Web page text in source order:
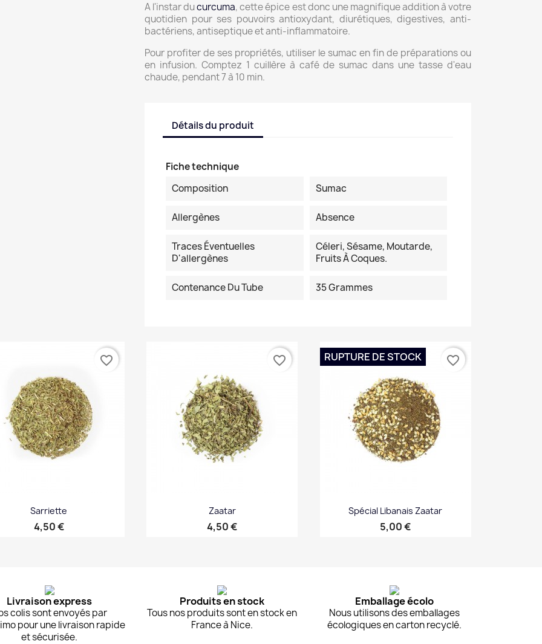
A l'instar ducurcuma, cette épice est donc une magnifique addition à votre
quotidien pour ses pouvoirs antioxydant, diurétiques, digestives, anti-
bactériens, antiseptique et anti-inflammatoire.
Pour profiter de ses propriétés, utiliser le sumac en fin de préparations ou
en infusion. Comptez 1 cuillère à café de sumac dans une tasse d'eau
chaude, pendant 7 à 10 min.
Détails du produit
Fiche technique
Composition
Sumac
Allergènes Absence
Traces Éventuelles
D'allergènes
Céleri, Sésame, Moutarde,
Fruits À Coques.
Contenance Du Tube 35 Grammes
Sarriette
Prix
4,50 €
favorite_border
Zaatar
Prix
4,50 €
favorite_border
Spécial Libanais Zaatar
Prix
5,00 €
RUPTURE DE STOCK favorite_border
Livraison express
colis sont envoyés par
pour une livraison rapide
et sécurisée.
Produits en stock
Tous nos produits sont en stock en
France à Nice.
Emballage écolo
Nous utilisons des emballages
écologiques en carton recyclé.